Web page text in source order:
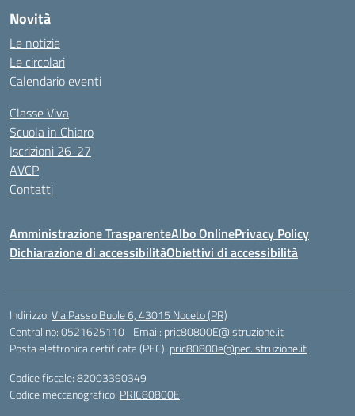
Novità
Le notizie
Le circolari
Calendario eventi
Classe Viva
Scuola in Chiaro
Iscrizioni 26-27
AVCP
Contatti
Amministrazione TrasparenteAlbo OnlinePrivacy Policy
Dichiarazione di accessibilitàObiettivi di accessibilità
Indirizzo:Via Passo Buole 6, 43015 Noceto (PR)
Centralino:0521625110 Email: pric80800E@istruzione.it
Posta elettronica certificata (PEC): pric80800e@pec.istruzione.it
Codice fiscale: 82003390349
Codice meccanografico: PRIC80800E